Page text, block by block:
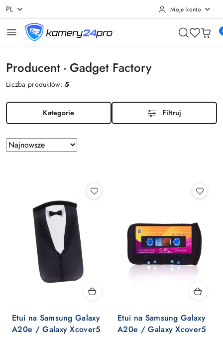
Przejdź do treści głównej
Przejdź do wyszukiwarki
Przejdź do moje konto
Przejdź do menu głównego
Przejdź do stopki
PL Moje konto
Producent - Gadget Factory
Liczba produktów:5
Kategorie Filtruj
Zastosowano
sortowanie:
Sortuj
według
Etui na Samsung Galaxy
A20e / Galaxy Xcover5
Etui na Samsung Galaxy
A20e / Galaxy Xcover5